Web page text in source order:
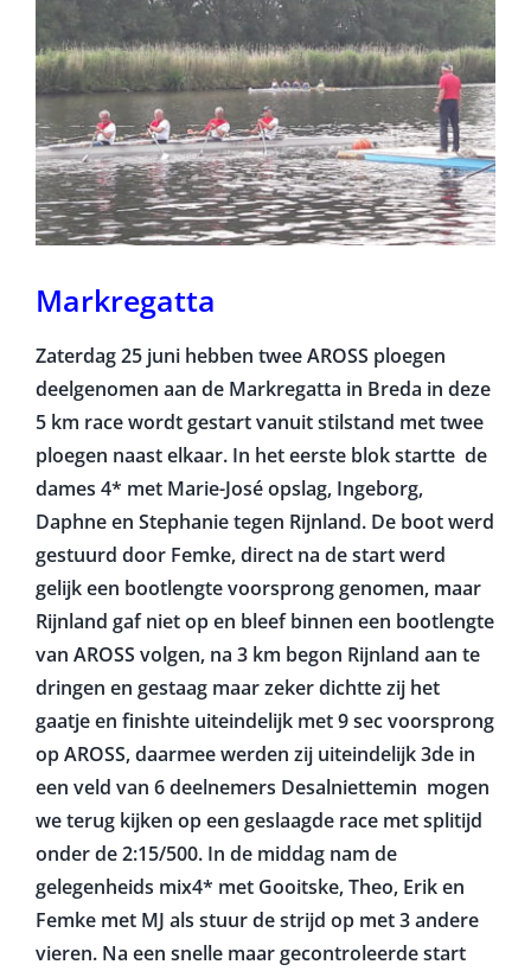
Markregatta
Zaterdag 25 juni hebben twee AROSS ploegen
deelgenomen aan de Markregatta in Breda in deze
5 km race wordt gestart vanuit stilstand met twee
ploegen naast elkaar. In het eerste blok startte de
dames 4* met Marie-José opslag, Ingeborg,
Daphne en Stephanie tegen Rijnland. De boot werd
gestuurd door Femke, direct na de start werd
gelijk een bootlengte voorsprong genomen, maar
Rijnland gaf niet op en bleef binnen een bootlengte
van AROSS volgen, na 3 km begon Rijnland aan te
dringen en gestaag maar zeker dichtte zij het
gaatje en finishte uiteindelijk met 9 sec voorsprong
op AROSS, daarmee werden zij uiteindelijk 3de in
een veld van 6 deelnemers Desalniettemin mogen
we terug kijken op een geslaagde race met splitijd
onder de 2:15/500. In de middag nam de
gelegenheids mix4* met Gooitske, Theo, Erik en
Femke met MJ als stuur de strijd op met 3 andere
vieren. Na een snelle maar gecontroleerde start